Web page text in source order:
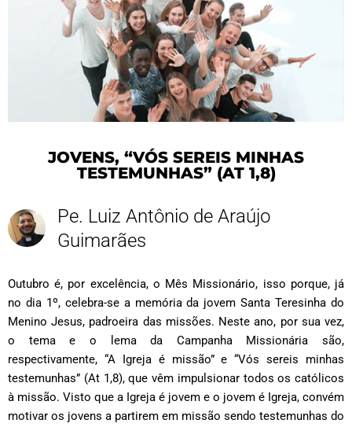
JOVENS, “VÓS SEREIS MINHAS
TESTEMUNHAS” (AT 1,8)
Pe. Luiz Antônio de Araújo
Guimarães
Outubro é, por excelência, o Mês Missionário, isso porque, já
no dia 1º, celebra-se a memória da jovem Santa Teresinha do
Menino Jesus, padroeira das missões. Neste ano, por sua vez,
o tema e o lema da Campanha Missionária são,
respectivamente, “A Igreja é missão” e “Vós sereis minhas
testemunhas” (At 1,8), que vêm impulsionar todos os católicos
à missão. Visto que a Igreja é jovem e o jovem é Igreja, convém
motivar os jovens a partirem em missão sendo testemunhas do